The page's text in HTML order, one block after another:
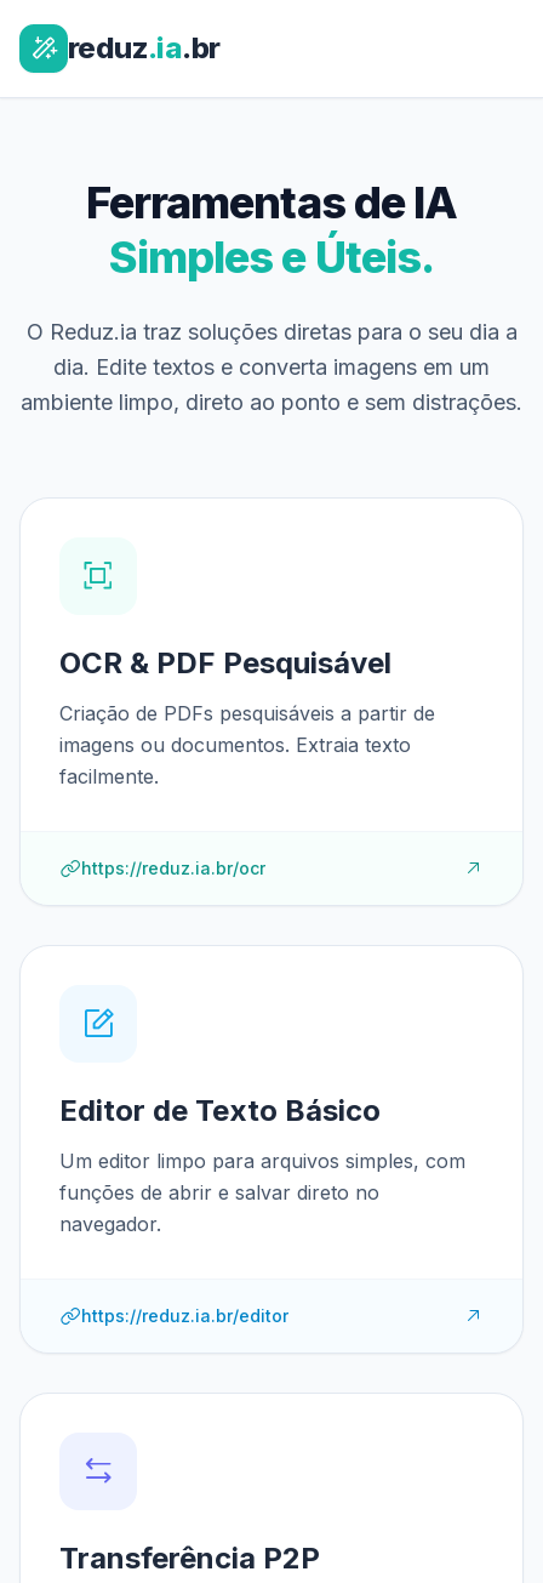
reduz.ia.br
Ferramentas de IA
Simples e Úteis.
O Reduz.ia traz soluções diretas para o seu dia a
dia. Edite textos e converta imagens em um
ambiente limpo, direto ao ponto e sem distrações.
OCR & PDF Pesquisável
Criação de PDFs pesquisáveis a partir de
imagens ou documentos. Extraia texto
facilmente.
https://reduz.ia.br/ocr
Editor de Texto Básico
Um editor limpo para arquivos simples, com
funções de abrir e salvar direto no
navegador.
https://reduz.ia.br/editor
Transferência P2P